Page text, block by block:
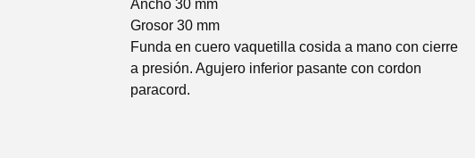
Ancho 30 mm
Grosor 30 mm
Funda en cuero vaquetilla cosida a mano con cierre
a presión. Agujero inferior pasante con cordon
paracord.